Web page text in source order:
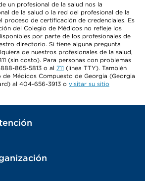
un profesional de la salud nos la
de la salud o la red del profesional de la
proceso de certificación de credenciales. Es
del Colegio de Médicos no refleje los
por parte de los profesionales de
directorio. Si tiene alguna pregunta
de nuestros profesionales de la salud,
(sin costo). Para personas con problemas
865-5813 o al 711 (línea TTY). También
de Médicos Compuesto de Georgia (Georgia
al 404-656-3913 o visitar su sitio